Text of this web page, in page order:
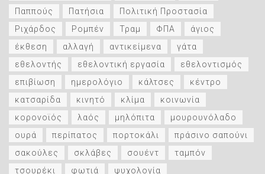
Παππούς
Πατήσια
Πολιτική Προστασία
Ριχάρδος
Ρομπέν Τραμ ΦΠΑ
άγιος
έκθεση
αλλαγή αντικείμενα
γάτα
εθελοντής
εθελοντική εργασία
εθελοντισμός
επιβίωση
ημερολόγιο κάλτσες
κέντρο
κατσαρίδα
κινητό κλίμα
κοινωνία
κορονοϊός
λαός μηλόπιτα
μουρουνόλαδο
ουρά
περίπατος πορτοκάλι
πράσινο σαπούνι
σακούλες
σκλάβες σουέντ
ταμπόν
τσουρέκι
φωτιά ψυχολογία